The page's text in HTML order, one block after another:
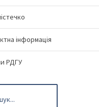
інформація
РДГУ